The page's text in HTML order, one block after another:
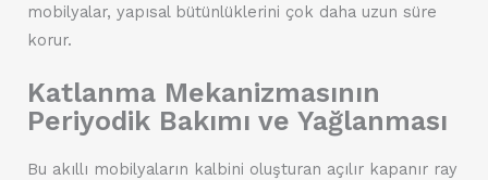
mobilyalar, yapısal bütünlüklerini çok daha uzun süre
korur.
Katlanma Mekanizmasının
Periyodik Bakımı ve Yağlanması
Bu akıllı mobilyaların kalbini oluşturan açılır kapanır ray